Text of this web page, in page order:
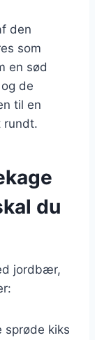
den
som
en sød
de
til en
rundt.
du
jordbær,
sprøde kiks